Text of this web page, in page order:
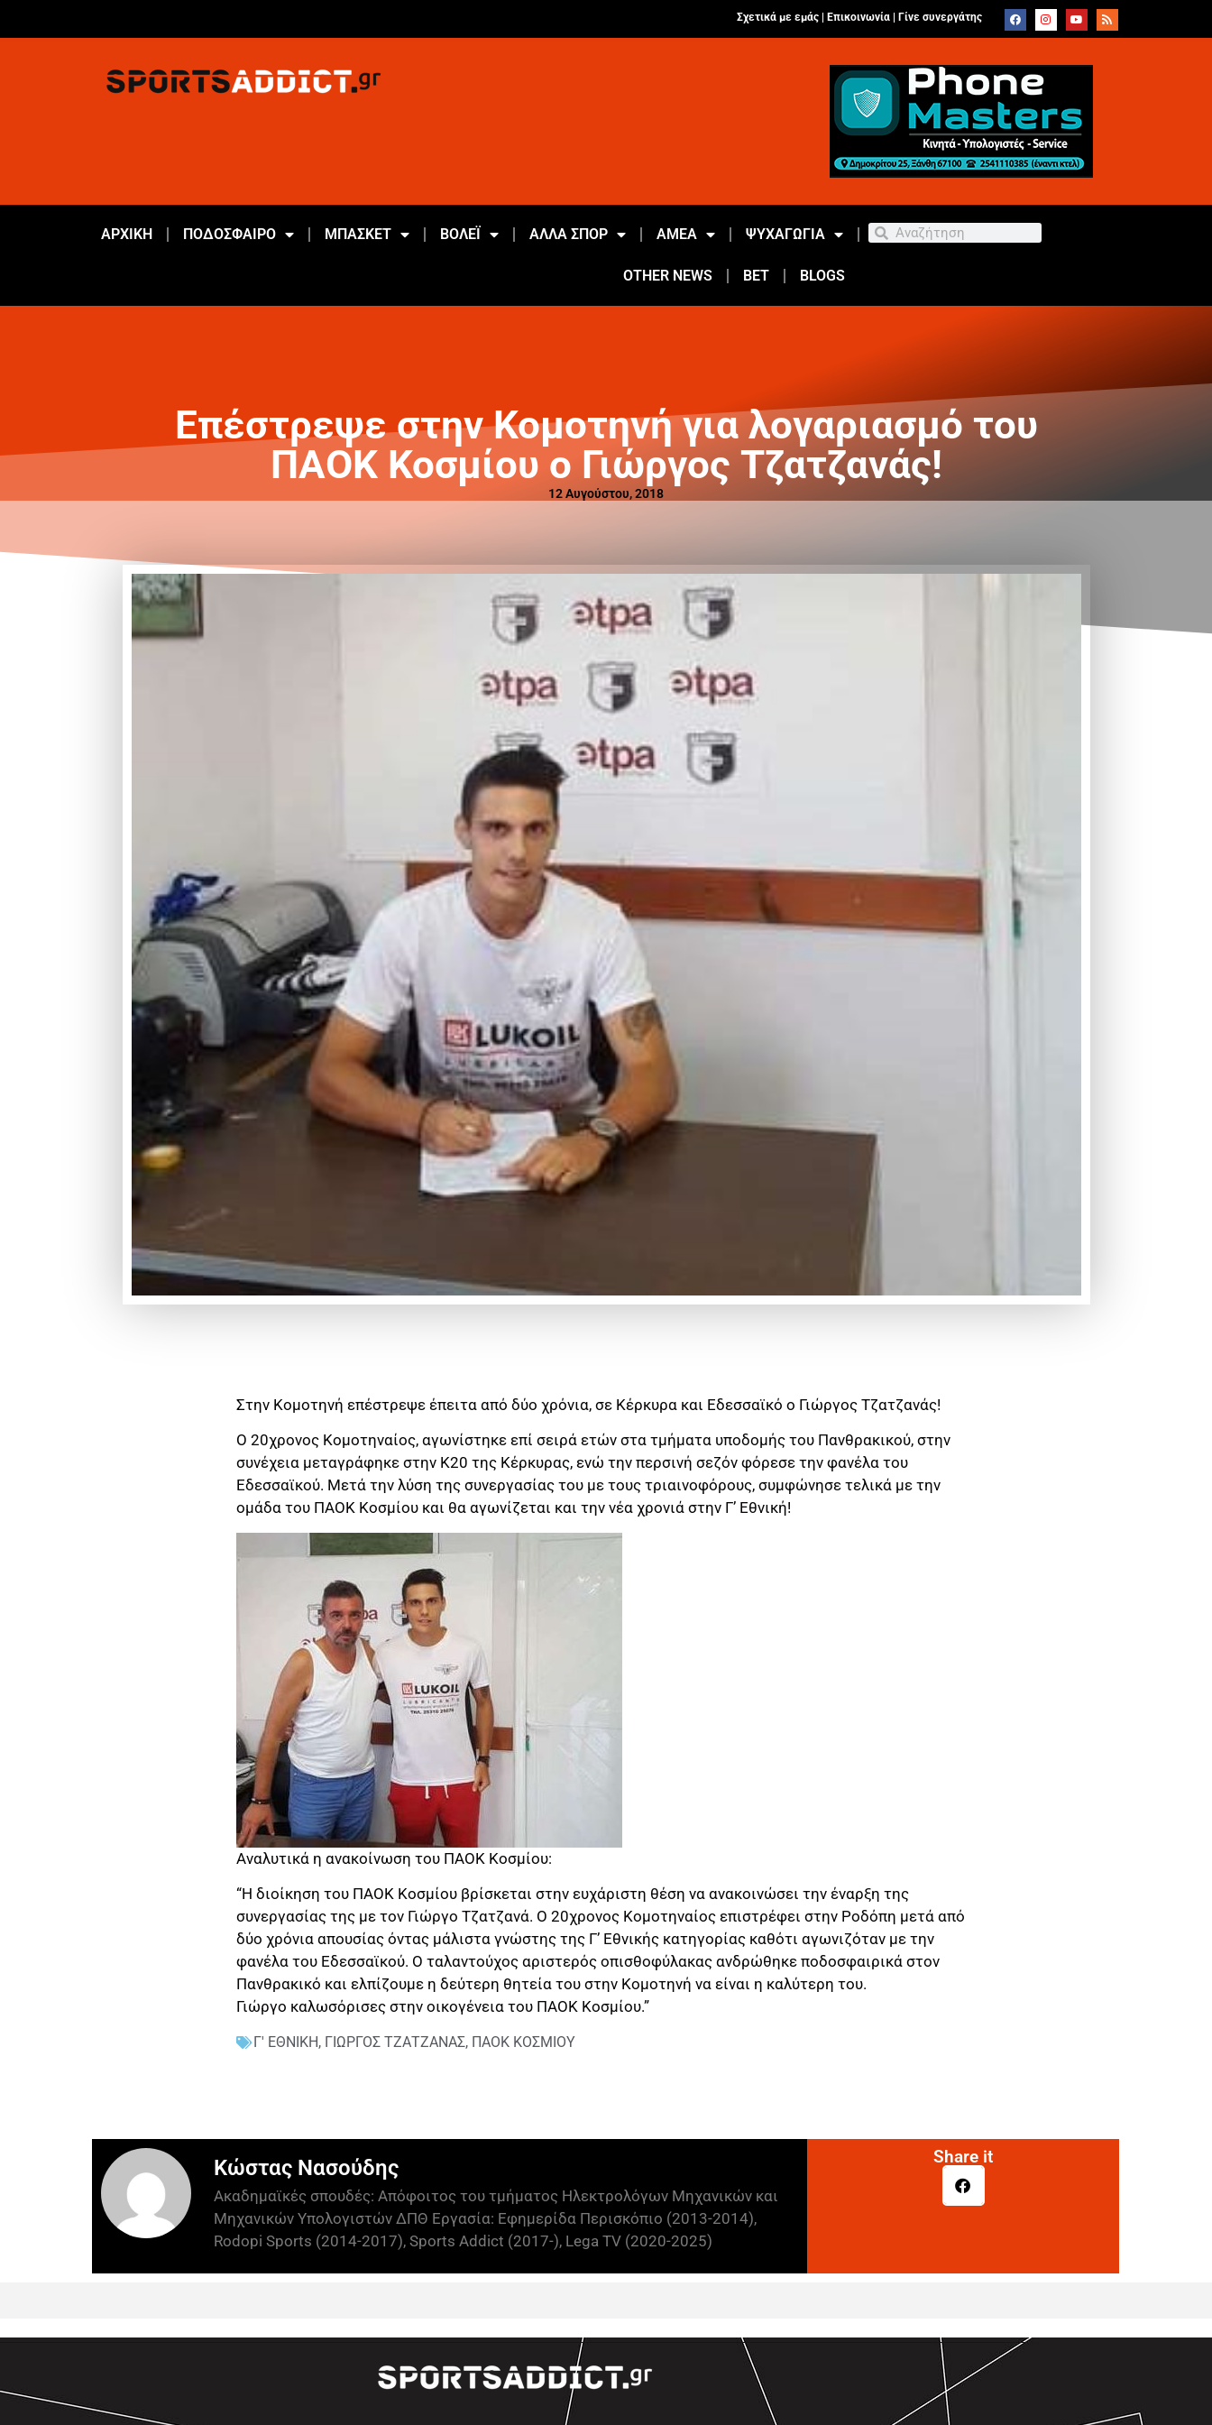
Σχετικά με εμάς | Επικοινωνία Γίνε συνεργάτης
ΑΡΧΙΚΗ ΠΟΔΟΣΦΑΙΡΟ ΜΠΑΣΚΕΤ ΒΟΛΕΪ ΑΛΛΑ ΣΠΟΡ ΑΜΕΑ ΨΥΧΑΓΩΓΙΑ
OTHER NEWS BET BLOGS
Επέστρεψε στην Κομοτηνή για λογαριασμό του
ΠΑΟΚ Κοσμίου ο Γιώργος Τζατζανάς!
12 Αυγούστου, 2018
Στην Κομοτηνή επέστρεψε έπειτα από δύο χρόνια, σε Κέρκυρα και Εδεσσαϊκό ο Γιώργος Τζατζανάς!
Ο 20χρονος Κομοτηναίος, αγωνίστηκε επί σειρά ετών στα τμήματα υποδομής του Πανθρακικού, στην
συνέχεια μεταγράφηκε στην Κ20 της Κέρκυρας, ενώ την περσινή σεζόν φόρεσε την φανέλα του
Εδεσσαϊκού. Μετά την λύση της συνεργασίας του με τους τριαινοφόρους, συμφώνησε τελικά με την
ομάδα του ΠΑΟΚ Κοσμίου και θα αγωνίζεται και την νέα χρονιά στην Γ’ Εθνική!
Αναλυτικά η ανακοίνωση του ΠΑΟΚ Κοσμίου:
“Η διοίκηση του ΠΑΟΚ Κοσμίου βρίσκεται στην ευχάριστη θέση να ανακοινώσει την έναρξη της
συνεργασίας της με τον Γιώργο Τζατζανά. Ο 20χρονος Κομοτηναίος επιστρέφει στην Ροδόπη μετά από
δύο χρόνια απουσίας όντας μάλιστα γνώστης της Γ’ Εθνικής κατηγορίας καθότι αγωνιζόταν με την
φανέλα του Εδεσσαϊκού. Ο ταλαντούχος αριστερός οπισθοφύλακας ανδρώθηκε ποδοσφαιρικά στον
Πανθρακικό και ελπίζουμε η δεύτερη θητεία του στην Κομοτηνή να είναι η καλύτερη του.
Γιώργο καλωσόρισες στην οικογένεια του ΠΑΟΚ Κοσμίου.”
Γ' ΕΘΝΙΚΗ, ΓΙΩΡΓΟΣ ΤΖΑΤΖΑΝΑΣ, ΠΑΟΚ ΚΟΣΜΙΟΥ
Κώστας Νασούδης
Ακαδημαϊκές σπουδές: Απόφοιτος του τμήματος Ηλεκτρολόγων Μηχανικών και
Μηχανικών Υπολογιστών ΔΠΘ Εργασία: Εφημερίδα Περισκόπιο (2013-2014),
Rodopi Sports (2014-2017), Sports Addict (2017-), Lega TV (2020-2025)
Share it